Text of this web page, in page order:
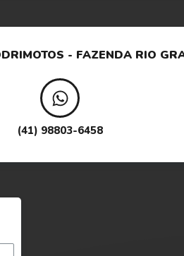
MOTOS - FAZENDA RIO
(41) 98803-6458